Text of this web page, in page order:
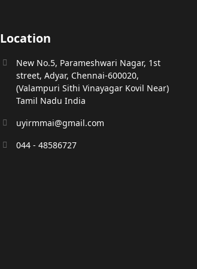
Location
New No.5, Parameshwari Nagar, 1st
street, Adyar, Chennai-600020,
(Valampuri Sithi Vinayagar Kovil Near)
Tamil Nadu India
uyirmmai@gmail.com
044 - 48586727